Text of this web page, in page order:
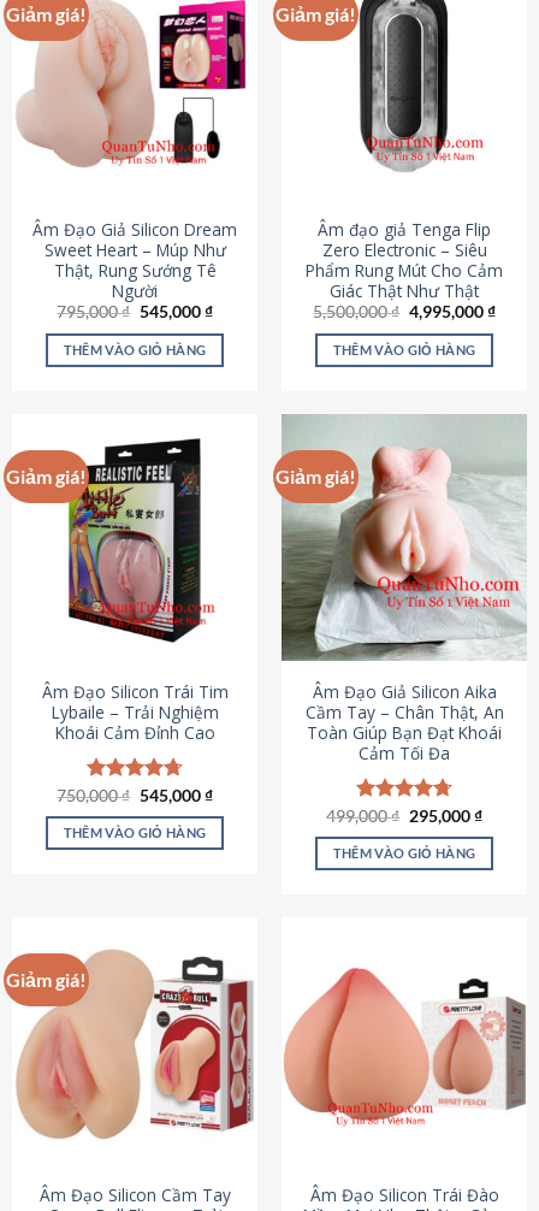
Giảm giá!
Âm Đạo Giả Silicon Dream
Sweet Heart – Múp Như
Thật, Rung Sướng Tê
Người
795,000₫ Giá
là:
795,000 ₫.
545,000₫Giá
tại
545,000 ₫.
THÊM VÀO GIỎ HÀNG
Giảm giá!
Âm đạo giả Tenga Flip
Zero Electronic – Siêu
Phẩm Rung Mút Cho Cảm
Giác Thật Như Thật
5,500,000₫ Giá
gốc
là:
5,500,000 ₫.
4,995,000₫Giá
THÊM VÀO GIỎ HÀNG
Giảm giá!
Âm Đạo Silicon Trái Tim
Lybaile – Trải Nghiệm
Khoái Cảm Đỉnh Cao
Được xếp
hạng4.70
5 sao
750,000₫ Giá
là:
750,000 ₫.
545,000₫Giá
tại
545,000 ₫.
THÊM VÀO GIỎ HÀNG
Giảm giá!
Âm Đạo Giả Silicon Aika
Cầm Tay – Chân Thật, An
Toàn Giúp Bạn Đạt Khoái
Cảm Tối Đa
Được xếp
hạng4.75
5 sao
499,000₫ Giá
là:
499,000 ₫.
295,000₫Giá
tại
THÊM VÀO GIỎ HÀNG
Giảm giá!
Âm Đạo Silicon Cầm Tay
Âm Đạo Silicon Trái Đào